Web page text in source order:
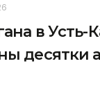
в Усть-
десятки